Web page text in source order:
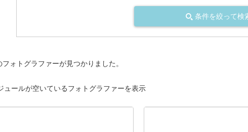
条件を絞って検
フォトグラファーが見つかりました。
ュールが空いているフォトグラファーを表示